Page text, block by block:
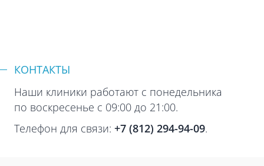
КОНТАКТЫ
Наши клиники работают с понедельника
по воскресенье с 09:00 до 21:00.
Телефон для связи: +7 (812) 294-94-09.